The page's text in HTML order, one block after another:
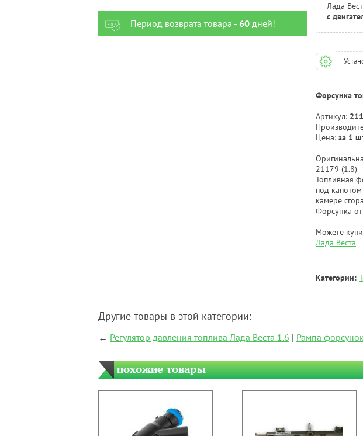
Период возврата товара - 60дней!
Лада
с
Форсунка
Артикул:
Цена: за 1
21179 (1.8)
Топливная
под
камере
Форсунка
Можете
Лада Веста
Категории:
Другие товары в этой категории:
← Регулятор давления топлива Лада Веста 1.6 | Рампа
похожие товары